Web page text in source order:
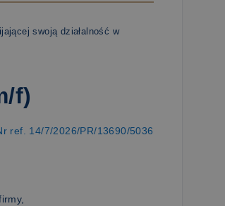
swoją działalność w
f)
ref. 14/7/2026/PR/13690/5036